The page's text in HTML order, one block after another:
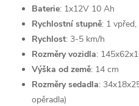
Baterie: 1x12V 10 Ah
Rychlostní stupně: 1
Rychlost: 3-5 km/h
Rozměry vozidla:
Výška od země: 14 cm
Rozměry sedadla:
opěradla)